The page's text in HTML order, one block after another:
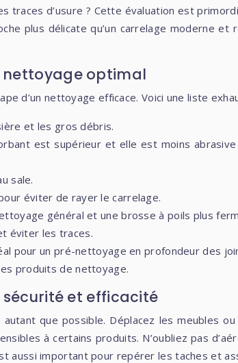
traces d’usure ? Cette évaluation est
plus délicate qu’un carrelage moderne
nettoyage optimal
d’un nettoyage efficace. Voici une liste
et les gros débris.
est supérieur et elle est moins
sale.
éviter de rayer le carrelage.
général et une brosse à poils plus
éviter les traces.
pour un pré-nettoyage en profondeur des
produits de nettoyage.
et efficacité
que possible. Déplacez les meubles
à certains produits. N’oubliez pas
aussi important pour repérer les taches et